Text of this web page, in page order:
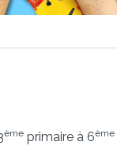
ème primaire à 6ème